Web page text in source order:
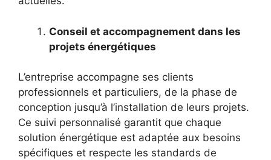
Conseil et accompagnement dans les
projets énergétiques
L’entreprise accompagne ses clients
professionnels et particuliers, de la phase de
conception jusqu’à l’installation de leurs projets.
Ce suivi personnalisé garantit que chaque
solution énergétique est adaptée aux besoins
spécifiques et respecte les standards de